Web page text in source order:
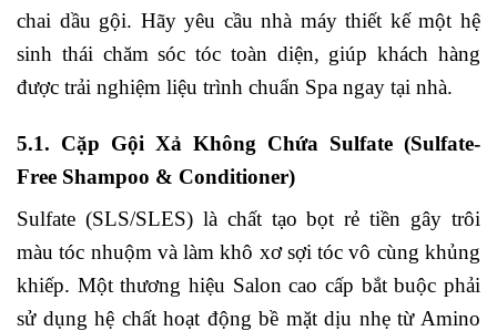
chai dầu gội. Hãy yêu cầu nhà máy thiết kế một hệ
sinh thái chăm sóc tóc toàn diện, giúp khách hàng
được trải nghiệm liệu trình chuẩn Spa ngay tại nhà.
5.1. Cặp Gội Xả Không Chứa Sulfate (Sulfate-
Free Shampoo & Conditioner)
Sulfate (SLS/SLES) là chất tạo bọt rẻ tiền gây trôi
màu tóc nhuộm và làm khô xơ sợi tóc vô cùng khủng
khiếp. Một thương hiệu Salon cao cấp bắt buộc phải
sử dụng hệ chất hoạt động bề mặt dịu nhẹ từ Amino